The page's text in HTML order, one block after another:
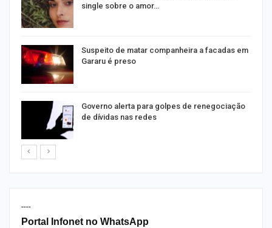
single sobre o amor…
Suspeito de matar companheira a facadas em
Gararu é preso
Governo alerta para golpes de renegociação
de dívidas nas redes
----
Portal Infonet no WhatsApp